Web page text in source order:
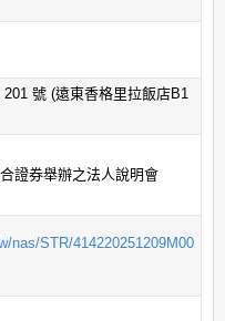
號 (遠東香格里拉飯店B1
證券舉辦之法人說明會
nas/STR/414220251209M00